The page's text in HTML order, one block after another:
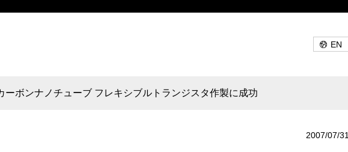
EN
ーボンナノチューブ フレキシブルトランジスタ作製に成功
2007/07/31